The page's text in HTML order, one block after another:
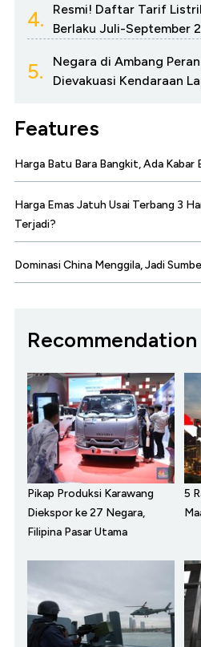
4.
Resmi! Daftar Tarif
Berlaku Juli-September
5.
Negara di Ambang
Dievakuasi Kendaraan
Features
Harga Batu Bara Bangkit, Ada Kabar
Harga Emas Jatuh Usai Terbang 3
Terjadi?
Dominasi China Menggila, Jadi
Recommendation
Pikap Produksi Karawang
Diekspor ke 27 Negara,
Filipina Pasar Utama
5